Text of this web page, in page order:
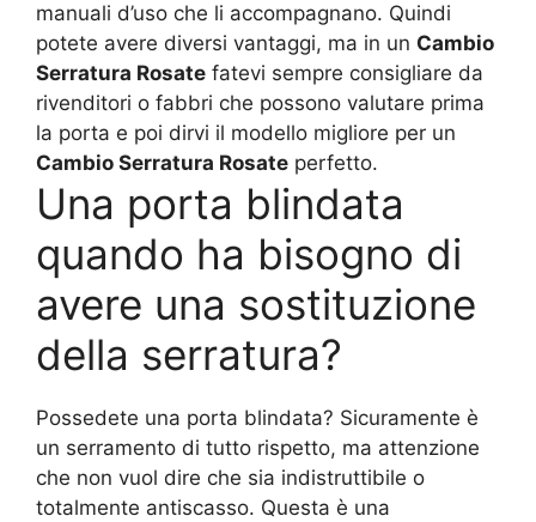
manuali d’uso che li accompagnano. Quindi
potete avere diversi vantaggi, ma in un Cambio
Serratura Rosate fatevi sempre consigliare da
rivenditori o fabbri che possono valutare prima
la porta e poi dirvi il modello migliore per un
Cambio Serratura Rosate perfetto.
Una porta blindata
quando ha bisogno di
avere una sostituzione
della serratura?
Possedete una porta blindata? Sicuramente è
un serramento di tutto rispetto, ma attenzione
che non vuol dire che sia indistruttibile o
totalmente antiscasso. Questa è una